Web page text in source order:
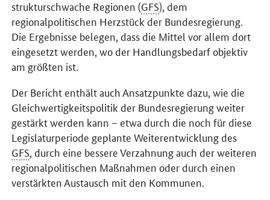
strukturschwache Regionen (GFS), dem
regionalpolitischen Herzstück der Bundesregierung.
Die Ergebnisse belegen, dass die Mittel vor allem dort
eingesetzt werden, wo der Handlungsbedarf objektiv
am größten ist.
Der Bericht enthält auch Ansatzpunkte dazu, wie die
Gleichwertigkeitspolitik der Bundesregierung weiter
gestärkt werden kann – etwa durch die noch für diese
Legislaturperiode geplante Weiterentwicklung des
GFS, durch eine bessere Verzahnung auch der weiteren
regionalpolitischen Maßnahmen oder durch einen
verstärkten Austausch mit den Kommunen.